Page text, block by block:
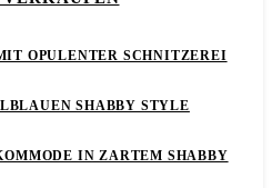
OPULENTER SCHNITZEREI
SHABBY STYLE
IN ZARTEM SHABBY